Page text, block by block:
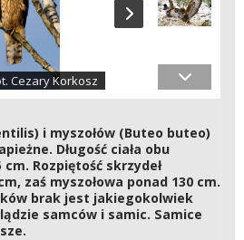
Cezary Korkosz
i myszołów (Buteo buteo)
Długość ciała obu
Rozpiętość skrzydeł
zaś myszołowa ponad 130 cm.
brak jest jakiegokolwiek
samców i samic. Samice